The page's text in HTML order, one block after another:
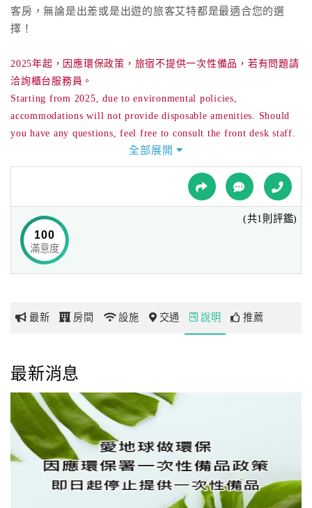
特
民
宿
全
租
網
紅
地
圖
客
服
客房，無論是出差或是出遊的旅客艾特都是最適合您的選
擇！
2025年起，因應環保政策，旅宿不提供一次性備品，若有問題請
洽詢櫃台服務員。
Starting from 2025, due to environmental policies,
accommodations will not provide disposable amenities. Should
you have any questions, feel free to consult the front desk staff.
全部展開
100
滿意度
(共1則評鑑)
最新 房間 設施 交通 說明 推薦
最新消息